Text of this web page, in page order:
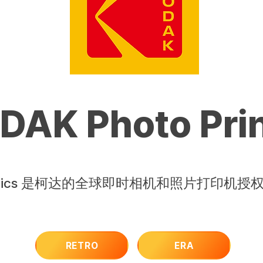
Photo
是柯达的全球即时相机和照片打印机授权
RETRO ERA